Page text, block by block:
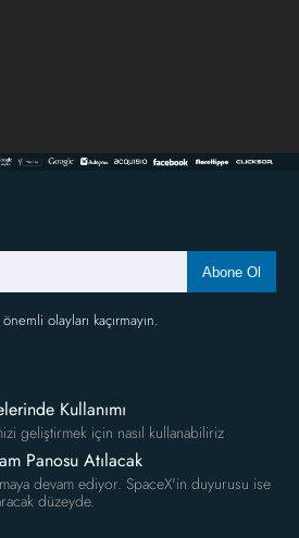
Abone Ol
olayları kaçırmayın.
Kullanımı
geliştirmek için nasıl kullanabiliriz
Panosu Atılacak
devam ediyor. SpaceX'in duyurusu ise
düzeyde.